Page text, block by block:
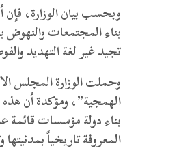
وبحسب بيان الوزارة،
بناء المجتمعات والنهوض
تجيد غير لغة التهديد
وحملت الوزارة المجلس
الهمجية”، ومؤكدة أن هذه
بناء دولة مؤسسات قائمة
المعروفة تاريخياً